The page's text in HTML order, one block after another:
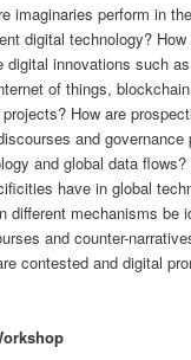
imaginaries perform in
digital technology?
digital innovations such
of things,
How are
and governance
and global data
have in global
different mechanisms be
and counter-
contested and digital